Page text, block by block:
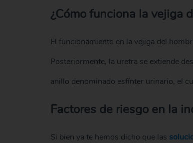
¿Cómo funciona la vejiga
El funcionamiento en la vejiga del
Posteriormente, la uretra se extiende
anillo denominado esfínter urinario, el
Factores de riesgo en la
Si bien ya te hemos dicho que las